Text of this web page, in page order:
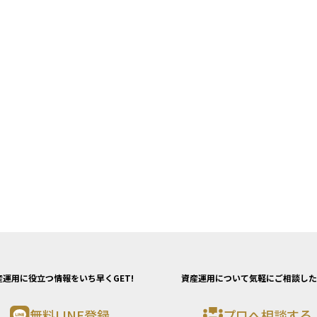
運用に役立つ情報をいち早くGET! 資産運用について気軽にご相談し